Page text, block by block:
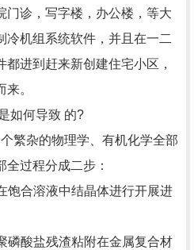
门诊，写字楼，办公楼，等大
冷机组系统软件，并且在一二
进到赶来新创建住宅小区，
。
如何导致 的?
繁杂的物理学、有机化学全部
过程分成二步：
合溶液中结晶体进行开展进
酸盐残渣粘附在金属复合材